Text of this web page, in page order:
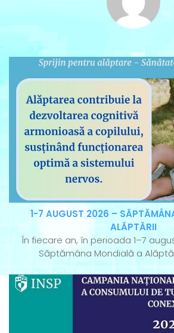
1-7 AUGUST 2026 –
ALĂPTĂRII
În fiecare an, în perioada 1–7
Săptămâna Mondială a